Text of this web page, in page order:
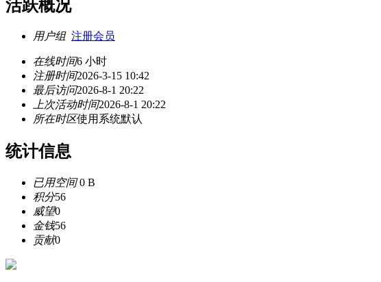
活跃概况
用户组 注册会员
在线时间6 小时
注册时间2026-3-15 10:42
最后访问2026-8-1 20:22
上次活动时间2026-8-1 20:22
所在时区使用系统默认
统计信息
已用空间0 B
积分56
威望0
金钱56
贡献0